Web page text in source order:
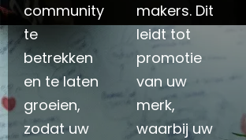
community
te
betrekken
en te laten
groeien,
zodat uw
makers. Dit
leidt tot
promotie
van uw
merk,
waarbij uw